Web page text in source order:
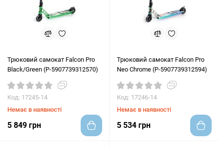
Трюковий самокат Falcon Pro
Black/Green (P-5907739312570)
Код: 17245-14
Немає в наявності
5 849 грн
Трюковий самокат Falcon Pro
Neo Chrome (P-5907739312594)
Код: 17246-14
Немає в наявності
5 534 грн